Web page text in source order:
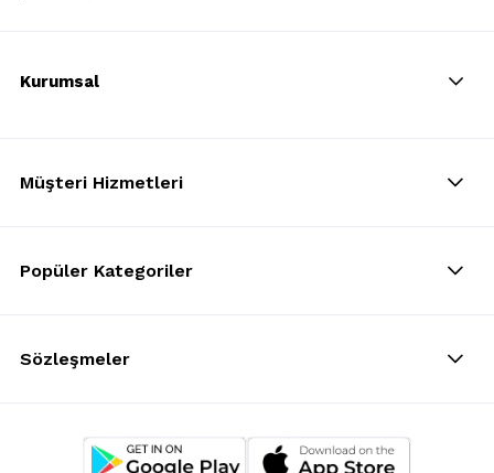
Kurumsal
Müşteri Hizmetleri
Popüler Kategoriler
Sözleşmeler